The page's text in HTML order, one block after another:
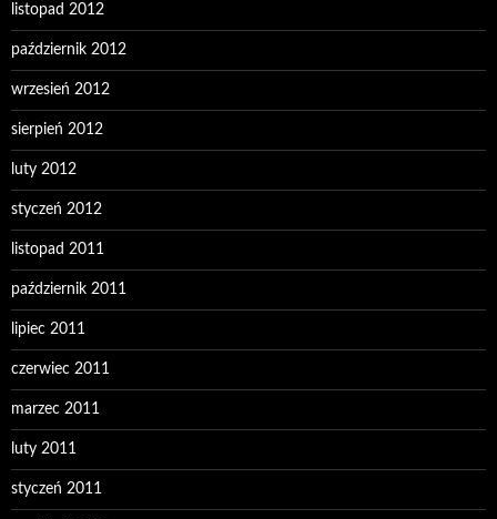
listopad 2012
październik 2012
wrzesień 2012
sierpień 2012
luty 2012
styczeń 2012
listopad 2011
październik 2011
lipiec 2011
czerwiec 2011
marzec 2011
luty 2011
styczeń 2011